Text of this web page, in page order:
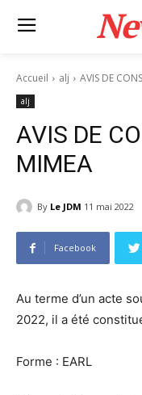
Accueil alj AVIS DE
alj
AVIS DE
MIMEA
By Le JDM 11 mai 2022
Facebook
Au terme d’un acte
2022, il a été
Forme : EARL